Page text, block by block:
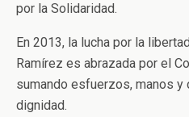
por la Solidaridad.
En 2013, la lucha por la
Ramírez es abrazada por el
sumando esfuerzos, manos
dignidad.